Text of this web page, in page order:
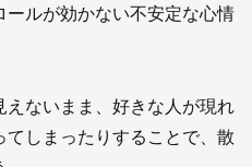
ルが効かない不安定な心情
えないまま、好きな人が現れ
しまったりすることで、散